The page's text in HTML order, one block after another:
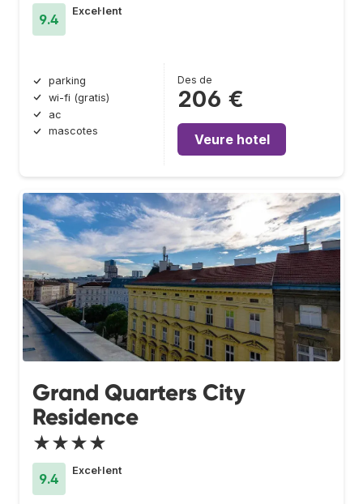
9.4
Excel·lent
parking
wi-fi (gratis)
ac
mascotes
Des de
206 €
Veure hotel
Grand Quarters City
Residence
★★★★
9.4
Excel·lent